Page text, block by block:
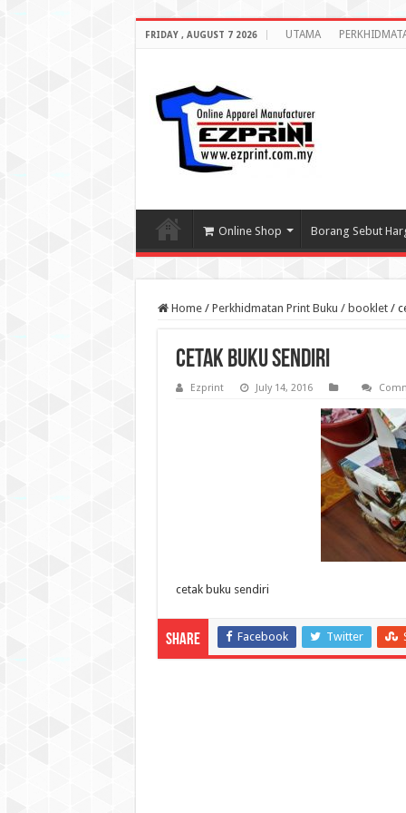
FRIDAY , AUGUST 7 2026 UTAMA
Online Shop Borang Sebut
Home / Perkhidmatan Print Buku / booklet /
cetak buku sendiri
Ezprint July 14, 2016
cetak buku sendiri
Share Facebook Twitter